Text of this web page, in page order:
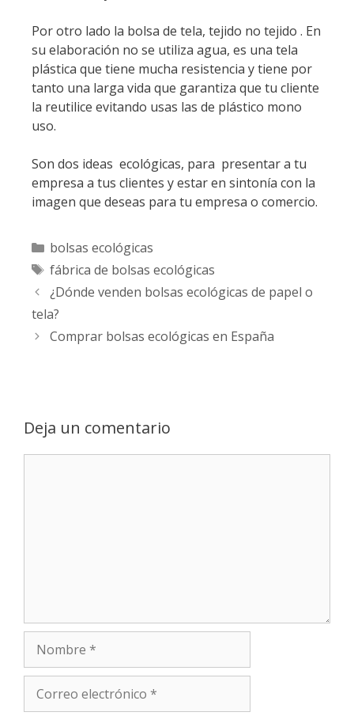
Por otro lado la bolsa de tela, tejido no tejido . En
su elaboración no se utiliza agua, es una tela
plástica que tiene mucha resistencia y tiene por
tanto una larga vida que garantiza que tu cliente
la reutilice evitando usas las de plástico mono
uso.
Son dos ideas ecológicas, para presentar a tu
empresa a tus clientes y estar en sintonía con la
imagen que deseas para tu empresa o comercio.
Categorías
bolsas ecológicas
Etiquetas
fábrica de bolsas ecológicas
¿Dónde venden bolsas ecológicas de papel o
tela?
Comprar bolsas ecológicas en España
Deja un comentario
electrónico